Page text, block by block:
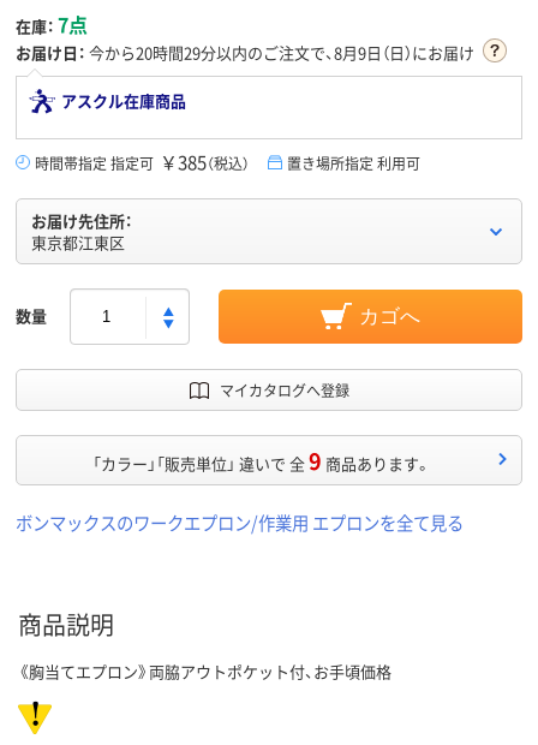
在庫： 7点
お届け日： 今から20時間29分以内のご注文で、8月9日（日）にお届け
アスクル在庫商品
時間帯指定 指定可 ￥385（税込） 置き場所指定 利用可
お届け先住所：
東京都江東区
数量 カゴへ
マイカタログへ登録
「カラー」「販売単位」 違いで 全9 商品あります。
ボンマックスのワークエプロン/作業用 エプロンを全て見る
商品説明
《胸当てエプロン》両脇アウトポケット付、お手頃価格